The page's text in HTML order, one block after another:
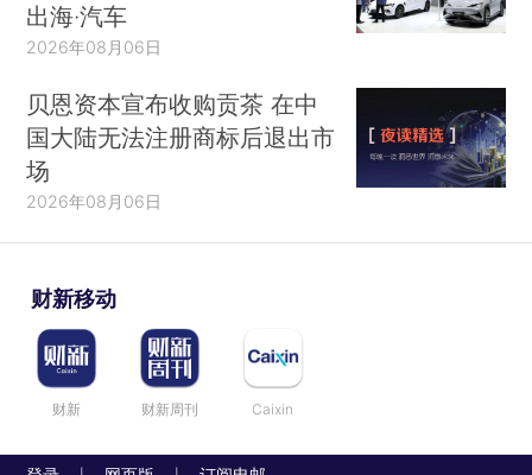
出海·汽车
2026年08月06日
贝恩资本宣布收购贡茶 在中
国大陆无法注册商标后退出市
场
2026年08月06日
财新移动
财新 财新周刊 Caixin